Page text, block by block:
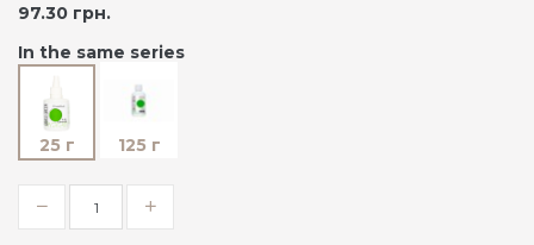
97.30 грн.
In the same series
25 г 125 г